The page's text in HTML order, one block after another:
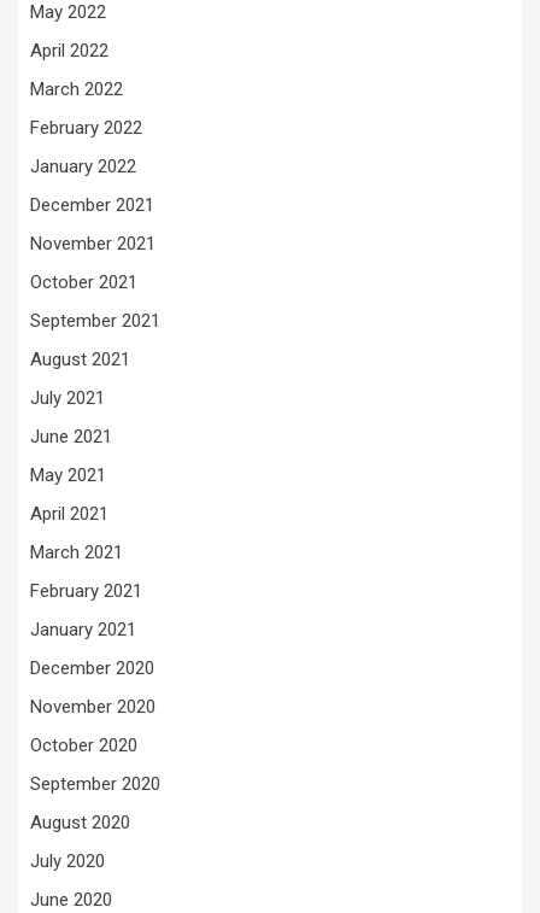
May 2022
April 2022
March 2022
February 2022
January 2022
December 2021
November 2021
October 2021
September 2021
August 2021
July 2021
June 2021
May 2021
April 2021
March 2021
February 2021
January 2021
December 2020
November 2020
October 2020
September 2020
August 2020
July 2020
June 2020